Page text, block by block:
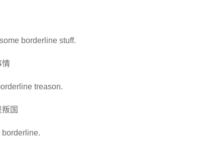
borderline stuff.
情
treason.
国
borderline.